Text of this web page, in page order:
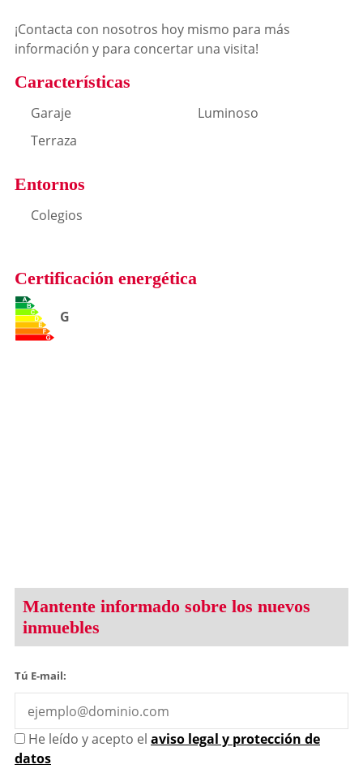
¡Contacta con nosotros hoy mismo para más
información y para concertar una visita!
Características
Garaje
Luminoso
Terraza
Entornos
Colegios
Certificación energética
G
Mantente informado sobre los nuevos
inmuebles
Tú E-mail:
He leído y acepto el aviso legal y protección de
datos